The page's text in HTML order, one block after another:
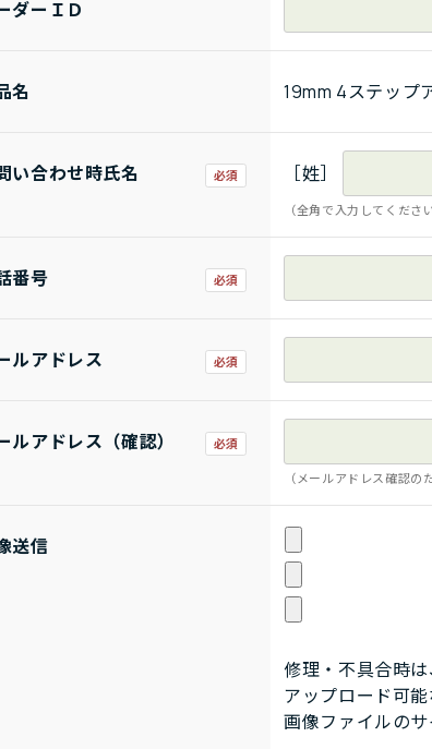
ダーＩＤ
名 19mm 4ステップ
い合わせ時氏名 ［姓］
（全角で入力してください
番号
ルアドレス
ルアドレス（確認）
（メールアドレス確認
送信
修理・不具合時は
アップロード可
画像ファイルのサ